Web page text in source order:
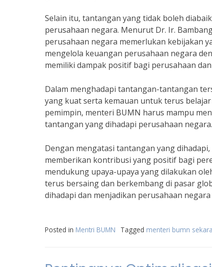
Selain itu, tantangan yang tidak boleh
perusahaan negara. Menurut Dr. Ir.
perusahaan negara memerlukan kebijakan
mengelola keuangan perusahaan negara
memiliki dampak positif bagi perusahaan
Dalam menghadapi tantangan-tantangan
yang kuat serta kemauan untuk terus
pemimpin, menteri BUMN harus mampu
tantangan yang dihadapi perusahaan negara.
Dengan mengatasi tantangan yang
memberikan kontribusi yang positif bagi
mendukung upaya-upaya yang dilakukan
terus bersaing dan berkembang di pasar
dihadapi dan menjadikan perusahaan
Posted in Mentri BUMN Tagged menteri bumn